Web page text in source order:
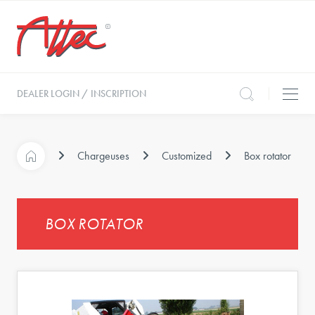
DEALER LOGIN / INSCRIPTION
Chargeuses Customized Box rotator
BOX ROTATOR